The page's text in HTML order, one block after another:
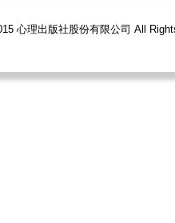
心理出版社股份有限公司 All